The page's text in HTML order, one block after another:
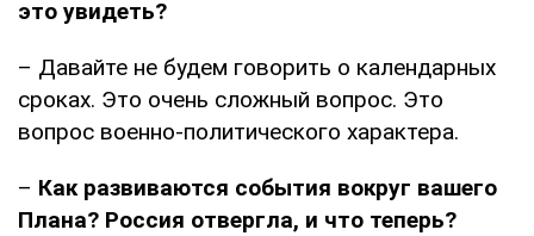
это увидеть?
– Давайте не будем говорить о календарных
сроках. Это очень сложный вопрос. Это
вопрос военно-политического характера.
– Как развиваются события вокруг вашего
Плана? Россия отвергла, и что теперь?